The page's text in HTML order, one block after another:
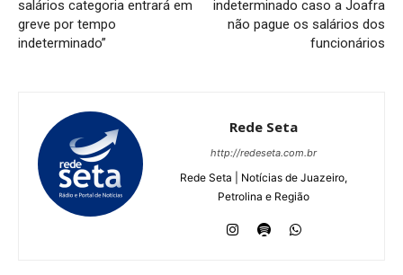
salários categoria entrará em
greve por tempo
indeterminado”
indeterminado caso a Joafra
não pague os salários dos
funcionários
Rede Seta
http://redeseta.com.br
Rede Seta | Notícias de Juazeiro,
Petrolina e Região